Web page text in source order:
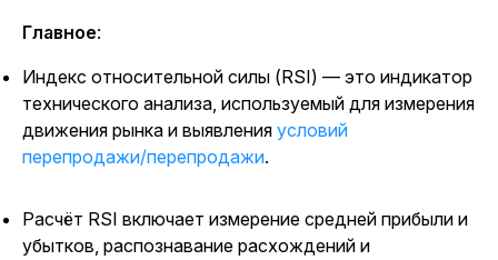
Главное:
Индекс относительной силы (RSI) — это индикатор
технического анализа, используемый для измерения
движения рынка и выявления условий
перепродажи/перепродажи.
Расчёт RSI включает измерение средней прибыли и
убытков, распознавание расхождений и